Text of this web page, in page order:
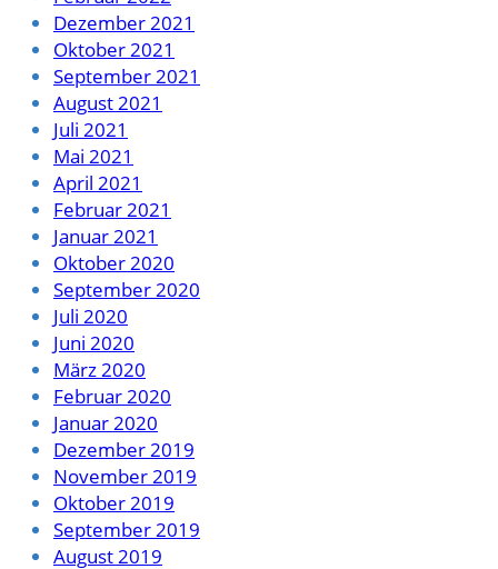
Dezember 2021
Oktober 2021
September 2021
August 2021
Juli 2021
Mai 2021
April 2021
Februar 2021
Januar 2021
Oktober 2020
September 2020
Juli 2020
Juni 2020
März 2020
Februar 2020
Januar 2020
Dezember 2019
November 2019
Oktober 2019
September 2019
August 2019